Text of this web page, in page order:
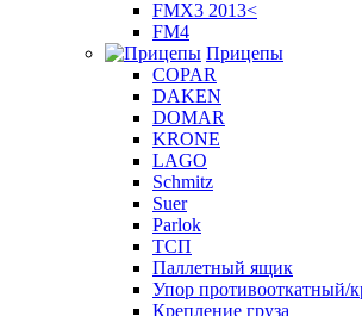
FMX3 2013<
FM4
Прицепы
COPAR
DAKEN
DOMAR
KRONE
LAGO
Schmitz
Suer
Parlok
ТСП
Паллетный ящик
Упор противооткатный/
Крепление груза